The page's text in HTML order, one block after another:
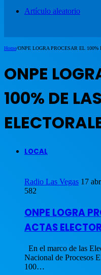
Artículo aleatorio
Home/ONPE LOGRA PROCESAR EL
ONPE
100% DE
LOCAL
Radio Las Vegas 17
582
ONPE LOGRA
ACTAS
En el marco de las
Nacional de Procesos
100…